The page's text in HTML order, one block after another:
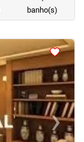
banho(s)
›Next